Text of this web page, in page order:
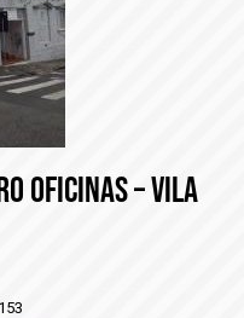
OFICINAS – VILA